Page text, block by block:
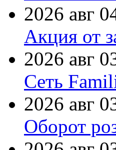
2026 авг
Акция от
2026 авг
Сеть
2026 авг
Оборот